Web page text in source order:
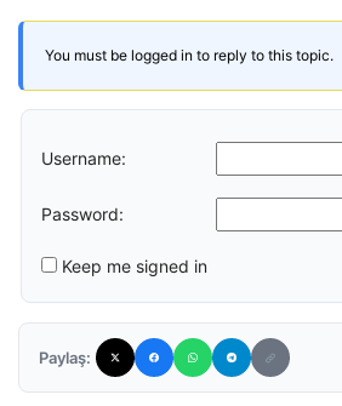
You must be logged in to reply to this topic.
Username:
Password:
Keep me signed in
Paylaş: